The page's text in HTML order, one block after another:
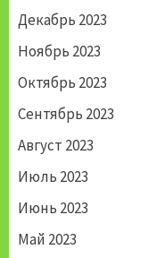
Декабрь 2023
Ноябрь 2023
Октябрь 2023
Сентябрь 2023
Август 2023
Июль 2023
Июнь 2023
Май 2023